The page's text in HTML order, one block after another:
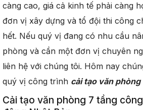
càng cao, giá cả kinh tế phải càng
đơn vị xây dựng và tổ đội thi công
hết. Nếu quý vị đang có nhu cầu
phòng và cần một đơn vị chuyên
liên hệ với chúng tôi. Hôm nay
quý vị công trình cải tạo văn phòng
Cải tạo văn phòng 7 tầng